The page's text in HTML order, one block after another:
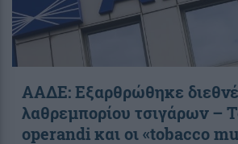
ΑΑΔΕ: Εξαρθρώθηκε
λαθρεμπορίου τσιγάρων –
operandi και οι «tobacco